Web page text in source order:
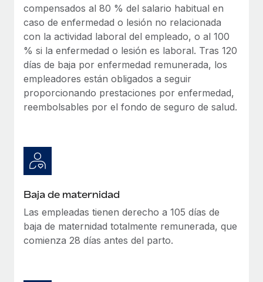
compensados al 80 % del salario habitual en
caso de enfermedad o lesión no relacionada
con la actividad laboral del empleado, o al 100
% si la enfermedad o lesión es laboral. Tras 120
días de baja por enfermedad remunerada, los
empleadores están obligados a seguir
proporcionando prestaciones por enfermedad,
reembolsables por el fondo de seguro de salud.
Baja de maternidad
Las empleadas tienen derecho a 105 días de
baja de maternidad totalmente remunerada, que
comienza 28 días antes del parto.